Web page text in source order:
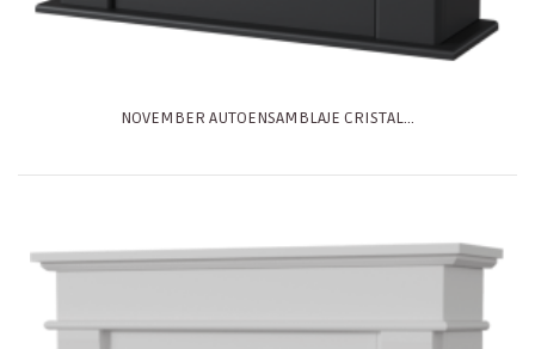
NOVEMBER AUTOENSAMBLAJE CRISTAL...